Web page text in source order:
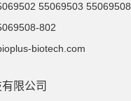
55069503
802
biotech.com
限公司